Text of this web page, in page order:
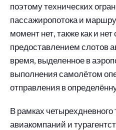
поэтому технических
пассажиропотока и
момент нет, также как и
предоставлением слотов
время, выделенное в
выполнения самолётом
отправления в
В рамках
авиакомпаний и